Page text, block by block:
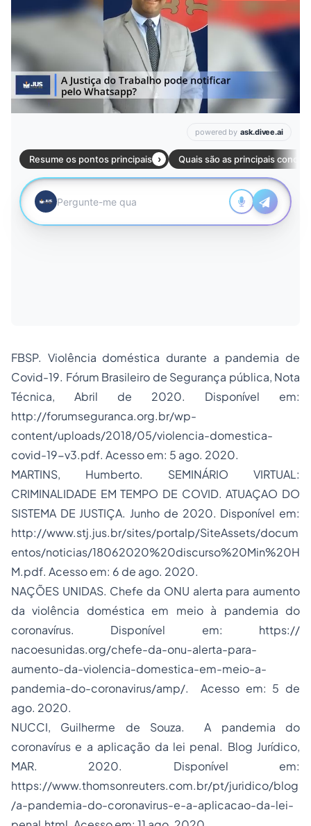
FBSP. Violência doméstica durante a pandemia de
Covid-19. Fórum Brasileiro de Segurança pública, Nota
Técnica, Abril de 2020. Disponível em:
http://forumseguranca.org.br/wp-
content/uploads/2018/05/violencia-domestica-
covid-19-v3.pdf. Acesso em: 5 ago. 2020.
MARTINS, Humberto. SEMINÁRIO VIRTUAL:
CRIMINALIDADE EM TEMPO DE COVID. ATUAÇAO DO
SISTEMA DE JUSTIÇA. Junho de 2020. Disponível em:
http://www.stj.jus.br/sites/portalp/SiteAssets/docum
entos/noticias/18062020%20discurso%20Min%20H
M.pdf. Acesso em: 6 de ago. 2020.
NAÇÕES UNIDAS. Chefe da ONU alerta para aumento
da violência doméstica em meio à pandemia do
coronavírus. Disponível em: https://
nacoesunidas.org/chefe-da-onu-alerta-para-
aumento-da-violencia-domestica-em-meio-a-
pandemia-do-coronavirus/amp/. Acesso em: 5 de
ago. 2020.
NUCCI, Guilherme de Souza. A pandemia do
coronavírus e a aplicação da lei penal. Blog Jurídico,
MAR. 2020. Disponível em:
https://www.thomsonreuters.com.br/pt/juridico/blog
/a-pandemia-do-coronavirus-e-a-aplicacao-da-lei-